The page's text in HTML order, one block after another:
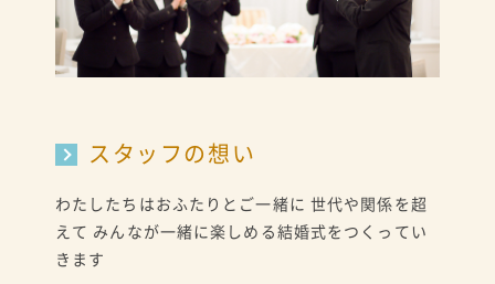
スタッフの想い
わたしたちはおふたりとご一緒に 世代や関係を超
えて みんなが一緒に楽しめる結婚式をつくってい
きます